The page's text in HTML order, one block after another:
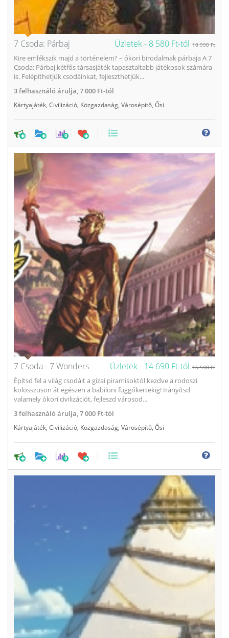
Üzletek - 8 580 Ft-tól 10 990 Ft
7 Csoda: Párbaj
Kire emlékszik majd a történelem? – ókori birodalmak párbaja A 7
Csoda: Párbaj kétfős társasjáték tapasztaltabb játékosok számára
is. Felépíthetjük csodáinkat, fejleszthetjük...
3felhasználó árulja,7 000 Ft-tól
Kártyajáték, Civilizáció, Közgazdaság, Városépítő, Ősi
0
Üzletek - 14 690 Ft-tól 16 590 Ft
7 Csoda - 7 Wonders
Építsd fel a világ csodáit a gízai piramisoktól kezdve a rodoszi
kolosszuson át egészen a babiloni függőkertekig! Irányítsd
valamely ókori civilizációt, fejleszd városod...
3felhasználó árulja,7 000 Ft-tól
Kártyajáték, Civilizáció, Közgazdaság, Városépítő, Ősi
0